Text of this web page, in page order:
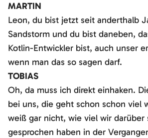
MARTIN
Leon, du bist jetzt seit anderthalb
Sandstorm und du bist daneben,
Kotlin-Entwickler bist, auch unser
wenn man das so sagen darf.
TOBIAS
Oh, da muss ich direkt einhaken.
bei uns, die geht schon schon viel
weiß gar nicht, wie viel wir darüber
gesprochen haben in der